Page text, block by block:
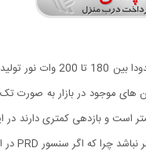
است و بازدهی کمتری